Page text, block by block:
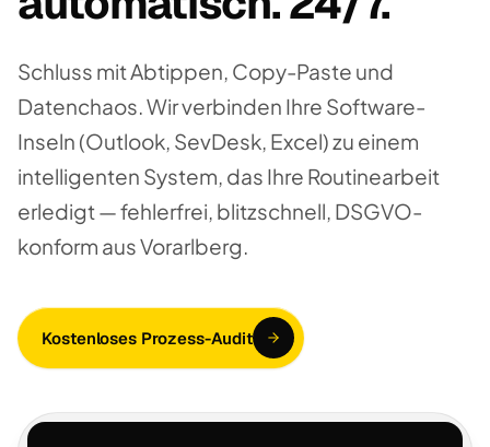
Schluss mit Abtippen, Copy-Paste und
Datenchaos. Wir verbinden Ihre Software-
Inseln (Outlook, SevDesk, Excel) zu einem
intelligenten System, das Ihre Routinearbeit
erledigt — fehlerfrei, blitzschnell, DSGVO-
konform aus Vorarlberg.
Kostenloses Prozess-Audit